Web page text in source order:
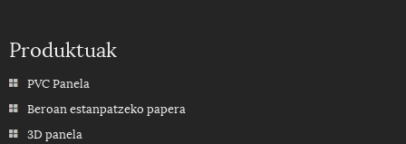
Produktuak
PVC Panela
Beroan estanpatzeko papera
3D panela